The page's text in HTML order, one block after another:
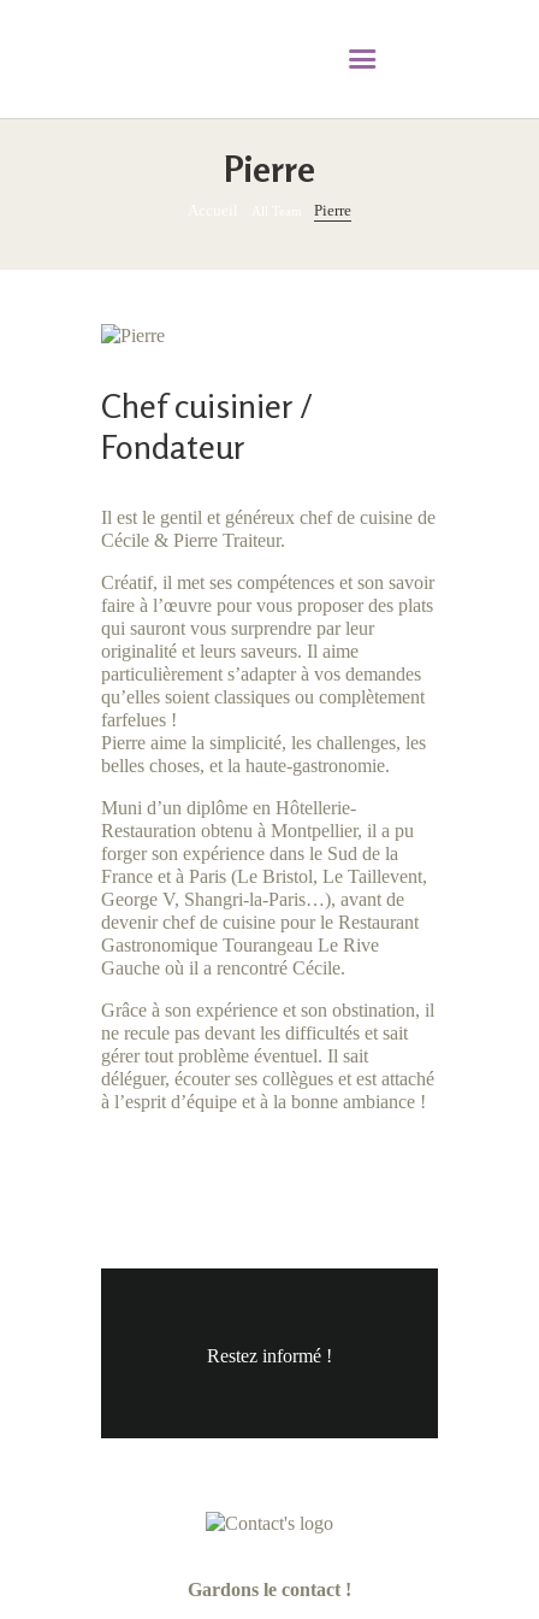
Pierre
Pierre
Chef cuisinier /
Fondateur
Il est le gentil et généreux chef de cuisine de
Cécile & Pierre Traiteur.
Créatif, il met ses compétences et son savoir
faire à l’œuvre pour vous proposer des plats
qui sauront vous surprendre par leur
originalité et leurs saveurs. Il aime
particulièrement s’adapter à vos demandes
qu’elles soient classiques ou complètement
farfelues !
Pierre aime la simplicité, les challenges, les
belles choses, et la haute-gastronomie.
Muni d’un diplôme en Hôtellerie-
Restauration obtenu à Montpellier, il a pu
forger son expérience dans le Sud de la
France et à Paris (Le Bristol, Le Taillevent,
George V, Shangri-la-Paris…), avant de
devenir chef de cuisine pour le Restaurant
Gastronomique Tourangeau Le Rive
Gauche où il a rencontré Cécile.
Grâce à son expérience et son obstination, il
ne recule pas devant les difficultés et sait
gérer tout problème éventuel. Il sait
déléguer, écouter ses collègues et est attaché
à l’esprit d’équipe et à la bonne ambiance !
Restez informé !
Gardons le contact !